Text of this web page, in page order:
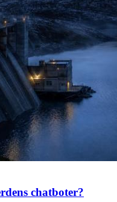
chatboter?